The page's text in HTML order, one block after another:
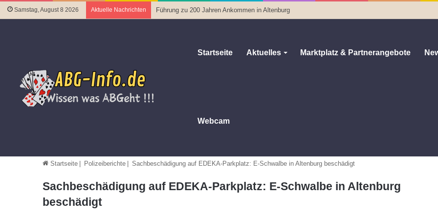
Samstag, August 8 2026 Aktuelle Nachrichten Führung zu 200 Jahren Ankommen in Altenburg
Startseite Aktuelles Marktplatz & Partnerangebote
Webcam
Startseite Polizeiberichte Sachbeschädigung auf EDEKA-Parkplatz: E-Schwalbe in Altenburg beschädigt
Sachbeschädigung auf EDEKA-Parkplatz: E-Schwalbe in Altenburg
beschädigt